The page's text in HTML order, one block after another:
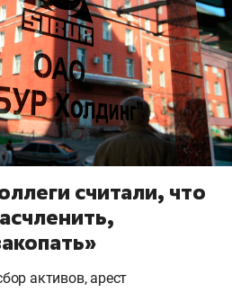
считали, что
активов, арест